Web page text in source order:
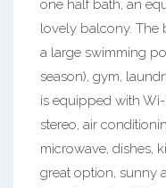
one half bath, an
lovely balcony. The
a large swimming
season), gym,
is equipped with
stereo, air
microwave, dishes,
great option, sunny